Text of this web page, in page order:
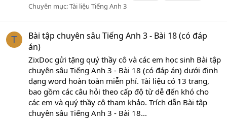
Chuyên mục:Tài liệu Tiếng Anh 3
T
Bài tập chuyên sâu Tiếng Anh 3 - Bài 18 (có đáp
án)
ZixDoc gửi tặng quý thầy cô và các em học sinh Bài tập
chuyên sâu Tiếng Anh 3 - Bài 18 (có đáp án) dưới định
dạng word hoàn toàn miễn phí. Tài liệu có 13 trang,
bao gồm các câu hỏi theo cấp độ từ dễ đến khó cho
các em và quý thầy cô tham khảo. Trích dẫn Bài tập
chuyên sâu Tiếng Anh 3 - Bài 18...